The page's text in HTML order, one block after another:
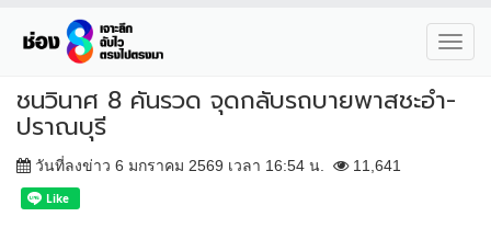
ชนวินาศ 8 คันรวด จุดกลับรถบายพาสชะอำ-
ปราณบุรี
วันที่ลงข่าว 6 มกราคม 2569 เวลา 16:54 น. 11,641